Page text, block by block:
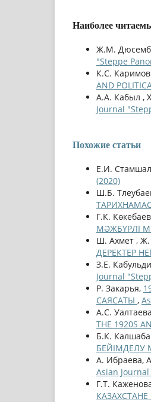
Наиболее
Ж.М.
"Steppe
К.С.
AND
А.А. Кабыл ,
Journal
Похожие статьи
Е.И.
(2020)
Ш.Б.
Г.К.
МӘЖБҮРЛІ
Ш. Ахмет ,
ДЕРЕКТЕР
З.Е.
Journal
Р. Закарья,
САЯСАТЫ ,
А.С.
THE 1920S
Б.К.
БЕЙІМДЕЛУ
А. Ибраева,
Asian
Г.Т.
КАЗАХСТАНЕ